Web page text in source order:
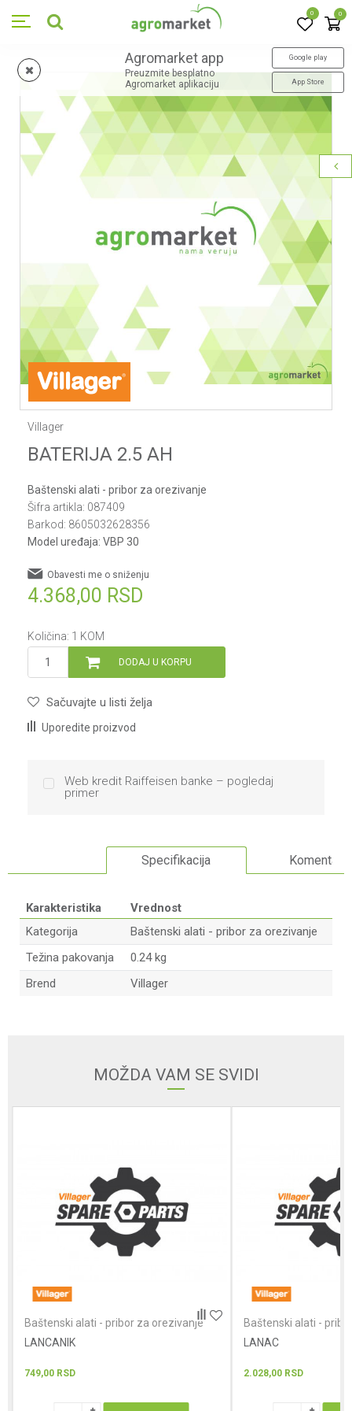
0 0
Agromarket app
Preuzmite besplatno
Agromarket aplikaciju
Google play
App Store
Villager
BATERIJA 2.5 AH
Baštenski alati - pribor za orezivanje
Šifra artikla: 087409
Barkod: 8605032628356
Model uređaja: VBP 30
4.368,00 RSD
Obavesti me o sniženju
Količina: 1 KOM
DODAJ U KORPU
Sačuvajte u listi želja
Uporedite proizvod
Web kredit Raiffeisen banke – pogledaj
primer
Specifikacija Komentari
Karakteristika
Vrednost
Kategorija
Baštenski alati - pribor za orezivanje
Težina pakovanja
0.24 kg
Brend
Villager
MOŽDA VAM SE SVIDI
Baštenski alati - pribor za orezivanje
LANCANIK
749,00 RSD
Baštenski alati -
LANAC
2.028,00 RSD